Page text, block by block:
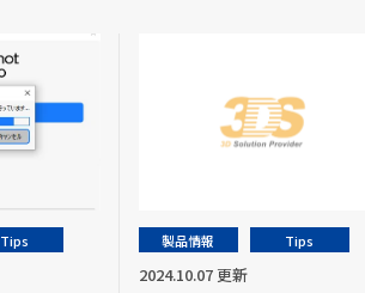
Tips 製品情報 Tips
2024.10.07 更新